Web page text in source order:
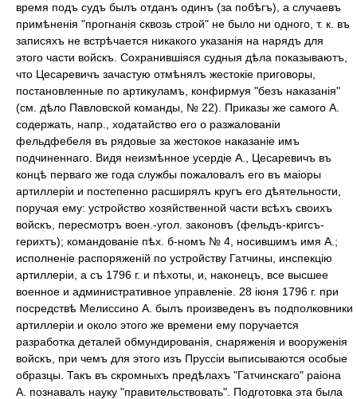
время подъ судъ былъ отданъ одинъ (за побѣгъ), а случаевъ
примѣненія "прогнанія сквозь строй" не было ни одного, т. к. въ
записяхъ не встрѣчается никакого указанія на нарядъ для
этого части войскъ. Сохранившіяся судныя дѣла показываютъ,
что Цесаревичъ зачастую отмѣнялъ жестокіе приговоры,
постановленные по артикуламъ, конфирмуя "безъ наказанія"
(см. дѣло Павловской команды, № 22). Приказы же самого А.
содержать, напр., ходатайство его о разжалованіи
фельдфебеля въ рядовые за жестокое наказаніе имъ
подчиненнаго. Видя неизмѣнное усердіе А., Цесаревичъ въ
концѣ перваго же года службы пожаловалъ его въ маіоры
артиллеріи и постепенно расширялъ кругъ его дѣятельности,
поручая ему: устройство хозяйственной части всѣхъ своихъ
войскъ, пересмотръ воен.-угол. законовъ (фельдъ-кригсъ-
герихтъ); командованіе пѣх. б-номъ № 4, носившимъ имя А.;
исполненіе распоряженій по устройству Гатчины, инспекцію
артиллеріи, а съ 1796 г. и пѣхоты, и, наконецъ, все высшее
военное и административное управленіе. 28 іюня 1796 г. при
посредствѣ Мелиссино А. былъ произведенъ въ подполковники
артиллеріи и около этого же времени ему поручается
разработка деталей обмундированія, снаряженія и вооруженія
войскъ, при чемъ для этого изъ Пруссіи выписываются особые
образцы. Такъ въ скромныхъ предѣлахъ "Гатчинскаго" раіона
А. познавалъ науку "правительствовать". Подготовка эта была